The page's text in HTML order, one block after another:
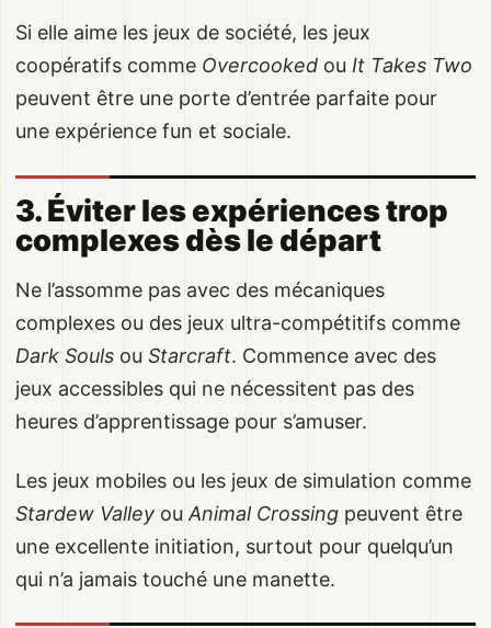
Si elle aime les jeux de société, les jeux
coopératifs comme Overcooked ou It Takes Two
peuvent être une porte d’entrée parfaite pour
une expérience fun et sociale.
3. Éviter les expériences trop
complexes dès le départ
Ne l’assomme pas avec des mécaniques
complexes ou des jeux ultra-compétitifs comme
Dark Souls ou Starcraft. Commence avec des
jeux accessibles qui ne nécessitent pas des
heures d’apprentissage pour s’amuser.
Les jeux mobiles ou les jeux de simulation comme
Stardew Valley ou Animal Crossing peuvent être
une excellente initiation, surtout pour quelqu’un
qui n’a jamais touché une manette.